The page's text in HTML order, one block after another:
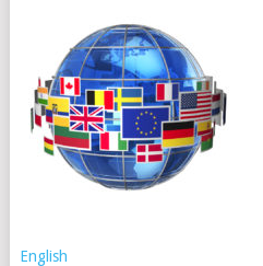
English